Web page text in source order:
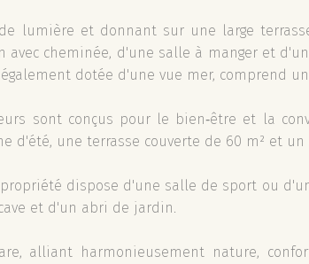
lumière et donnant sur une large
avec cheminée, d'une salle à manger et
dotée d'une vue mer, comprend
sont conçus pour le bien‑être et la
d'été, une terrasse couverte de 60 m² et
dispose d'une salle de sport ou
et d'un abri de jardin.
alliant harmonieusement nature,